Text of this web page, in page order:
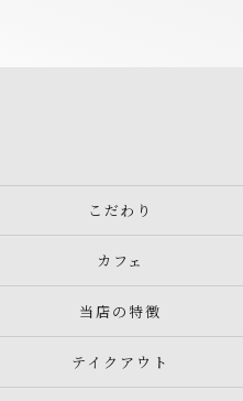
こだわり
カフェ
当店の特徴
テイクアウト